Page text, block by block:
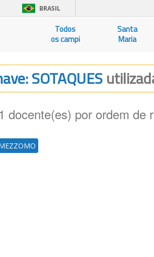
BRASIL
Todos
os campi
Santa
Maria
SOTAQUES
docente(es) por ordem de